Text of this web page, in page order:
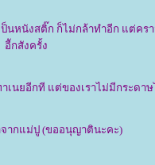
หนังสติ๊ก ก็ไม่กล้าทำอีก แต่คร
อีักสังครั้ง
ยอีกที แต่ของเราไม่มีกระดาษ
กแม่ปู (ขออนุญาตินะคะ)